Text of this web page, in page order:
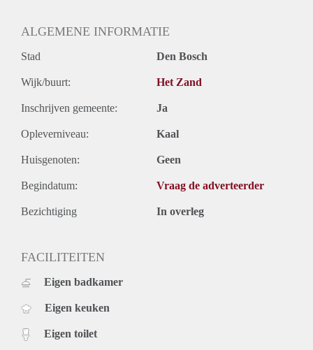
ALGEMENE INFORMATIE
Stad Den Bosch
Wijk/buurt: Het Zand
Inschrijven gemeente: Ja
Opleverniveau: Kaal
Huisgenoten: Geen
Begindatum: Vraag de adverteerder
Bezichtiging In overleg
FACILITEITEN
Eigen badkamer
Eigen keuken
Eigen toilet